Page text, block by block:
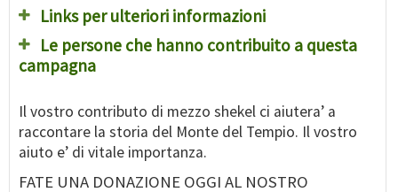
Links per ulteriori informazioni
Le persone che hanno contribuito a questa
campagna
Il vostro contributo di mezzo shekel ci aiutera’ a
raccontare la storia del Monte del Tempio. Il vostro
aiuto e’ di vitale importanza.
FATE UNA DONAZIONE OGGI AL NOSTRO